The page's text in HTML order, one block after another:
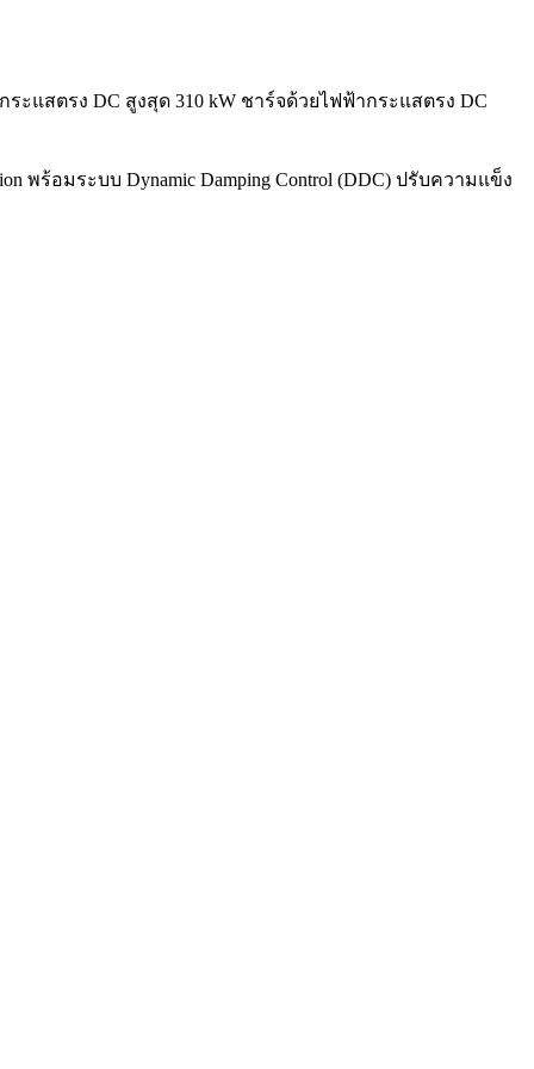
ะแสตรง DC สูงสุด 310 kW ชาร์จด้วยไฟฟ้ากระแสตรง DC
พร้อมระบบ Dynamic Damping Control (DDC) ปรับความแข็ง